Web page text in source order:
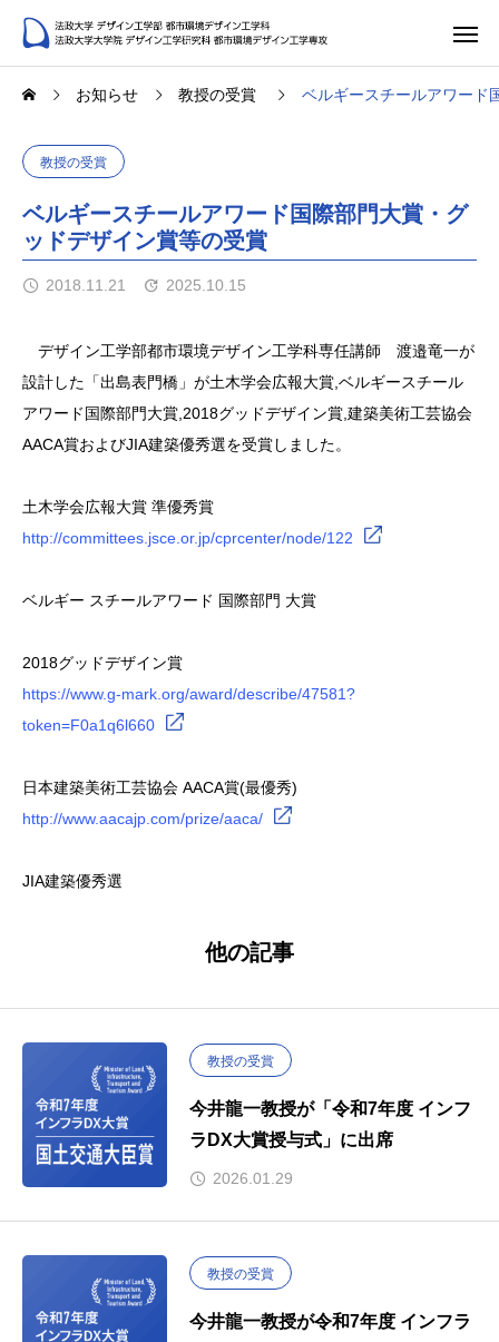
お知らせ 教授の受賞 ベルギースチールアワード
教授の受賞
ベルギースチールアワード国際部門大賞・グ
ッドデザイン賞等の受賞
2018.11.21 2025.10.15
デザイン工学部都市環境デザイン工学科専任講師 渡邉竜一が
設計した「出島表門橋」が土木学会広報大賞,ベルギースチール
アワード国際部門大賞,2018グッドデザイン賞,建築美術工芸協会
AACA賞およびJIA建築優秀選を受賞しました。
土木学会広報大賞 準優秀賞
http://committees.jsce.or.jp/cprcenter/node/122
ベルギー スチールアワード 国際部門 大賞
2018グッドデザイン賞
https://www.g-mark.org/award/describe/47581?
token=F0a1q6l660
日本建築美術工芸協会 AACA賞(最優秀)
http://www.aacajp.com/prize/aaca/
JIA建築優秀選
他の記事
教授の受賞
今井龍一教授が「令和7年度 インフ
ラDX大賞授与式」に出席
2026.01.29
教授の受賞
今井龍一教授が令和7年度 インフラ